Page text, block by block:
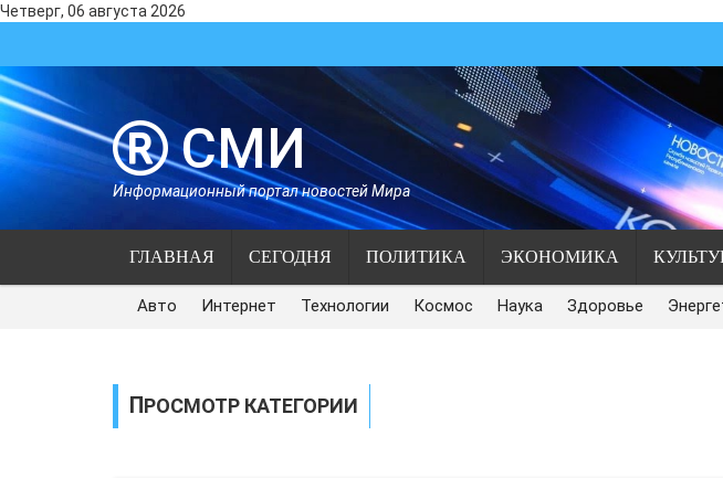
Четверг, 06 августа 2026
СМИ
Информационный портал новостей Мира
ГЛАВНАЯ СЕГОДНЯ ПОЛИТИКА ЭКОНОМИКА
Авто Интернет Технологии Космос Наука Здоровье
ПРОСМОТР КАТЕГОРИИ